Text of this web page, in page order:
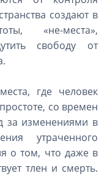
создают в
«не-места»,
свободу от
где человек
со времен
за изменениями в
утраченного
о том, что даже в
тлен и смерть.